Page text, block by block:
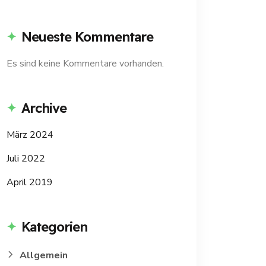
Neueste Kommentare
Es sind keine Kommentare vorhanden.
Archive
März 2024
Juli 2022
April 2019
Kategorien
Allgemein